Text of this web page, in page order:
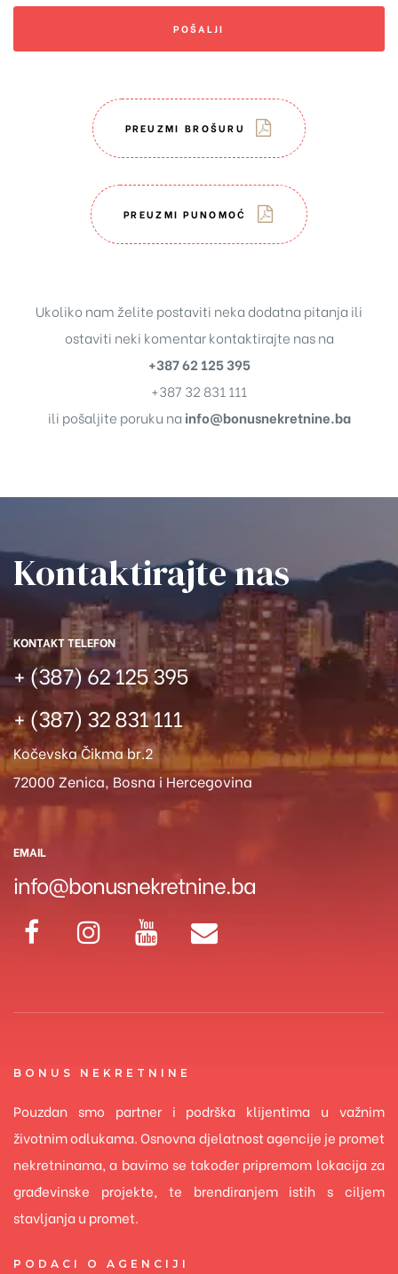
POŠALJI
PREUZMI BROŠURU
PREUZMI PUNOMOĆ
Ukoliko nam želite postaviti neka dodatna pitanja ili
ostaviti neki komentar kontaktirajte nas na
+387 62 125 395
+387 32 831 111
ili pošaljite poruku na info@bonusnekretnine.ba
Kontaktirajte nas​
KONTAKT TELEFON
+ (387) 62 125 395
+ (387) 32 831 111
Kočevska Čikma br.2
72000 Zenica, Bosna i Hercegovina
EMAIL
info@bonusnekretnine.ba
BONUS NEKRETNINE
Pouzdan smo partner i podrška klijentima u važnim
životnim odlukama. Osnovna djelatnost agencije je promet
nekretninama, a bavimo se također pripremom lokacija za
građevinske projekte, te brendiranjem istih s ciljem
stavljanja u promet.
PODACI O AGENCIJI